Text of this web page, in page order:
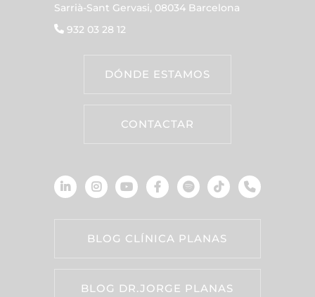
Sarrià-Sant Gervasi, 08034 Barcelona
932 03 28 12
DÓNDE ESTAMOS
CONTACTAR
BLOG CLÍNICA PLANAS
BLOG DR.JORGE PLANAS